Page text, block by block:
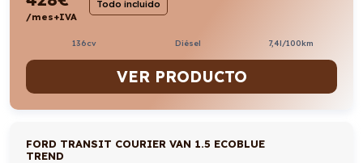
/mes+IVA
Todo incluido
136cv Diésel 7,4l/100km
VER PRODUCTO
FORD TRANSIT COURIER VAN 1.5 ECOBLUE
TREND